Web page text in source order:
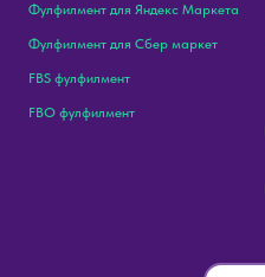
Фулфилмент для Яндекс Маркета
Фулфилмент для Сбер маркет
FBS фулфилмент
FBO фулфилмент